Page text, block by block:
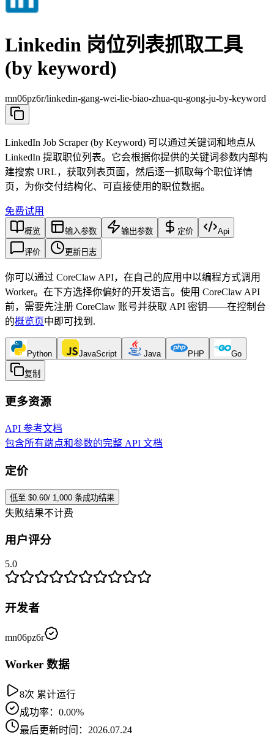
Linkedin 岗位列表抓取工具
(by keyword)
mn06pz6r/linkedin-gang-wei-lie-biao-zhua-qu-gong-ju-by-keyword
LinkedIn Job Scraper (by Keyword) 可以通过关键词和地点从
LinkedIn 提取职位列表。它会根据你提供的关键词参数内部构
建搜索 URL，获取列表页面，然后逐一抓取每个职位详情
页，为你交付结构化、可直接使用的职位数据。
免费试用
概览 输入参数 输出参数 定价 Api
评价 更新日志
你可以通过 CoreClaw API，在自己的应用中以编程方式调用
Worker。在下方选择你偏好的开发语言。使用 CoreClaw API
前，需要先注册 CoreClaw 账号并获取 API 密钥——在控制台
的概览页中即可找到 .
Python JavaScript Java PHP Go
复制
更多资源
API 参考文档
包含所有端点和参数的完整 API 文档
定价
低至 $0.60/ 1,000 条成功结果
失败结果不计费
用户评分
5.0
开发者
mn06pz6r
Worker 数据
8次 累计运行
成功率：0.00%
最后更新时间：2026.07.24